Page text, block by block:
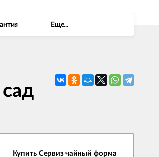
Еще...
Купить Сервиз чайный форма